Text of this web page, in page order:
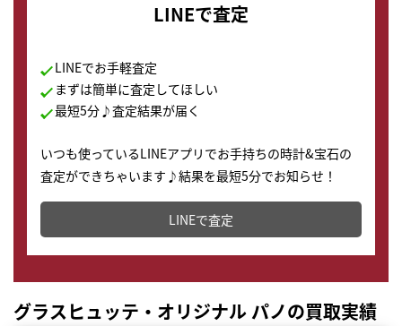
LINEで査定
LINEでお手軽査定
まずは簡単に査定してほしい
最短5分♪査定結果が届く
いつも使っているLINEアプリでお手持ちの時計&宝石の
査定ができちゃいます♪結果を最短5分でお知らせ！
どこからでもすぐに査定金額を知ることが出来ます。
LINEで査定
グラスヒュッテ・オリジナル パノの買取実績